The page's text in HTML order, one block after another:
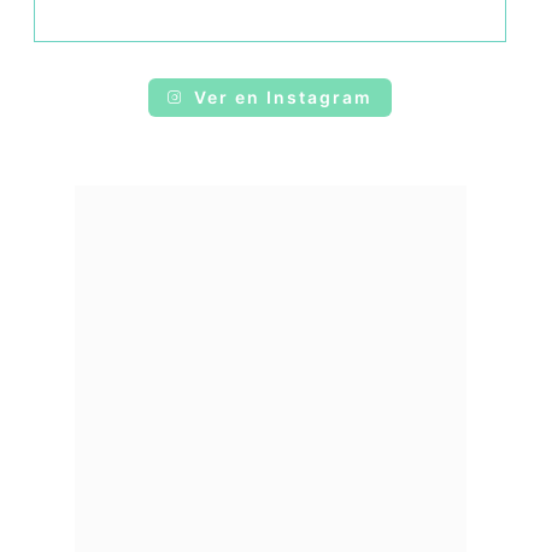
Ver en Instagram